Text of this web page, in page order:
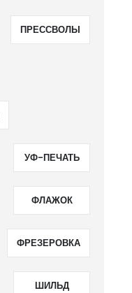
ПРЕССВОЛЫ
УФ-ПЕЧАТЬ
ФЛАЖОК
ФРЕЗЕРОВКА
ШИЛЬД